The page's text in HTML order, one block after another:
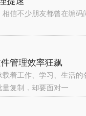
信不少朋友都曾在编
管理效率狂飙
着工作、学习、生活
复制，却要面对一